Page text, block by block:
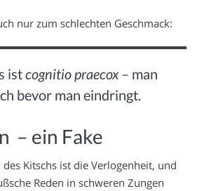
nur zum schlechten Geschmack:
istcognitio praecox – man
bevor man eindringt.
– ein Fake
Kitschs ist die Verlogenheit, und
Reden in schweren Zungen